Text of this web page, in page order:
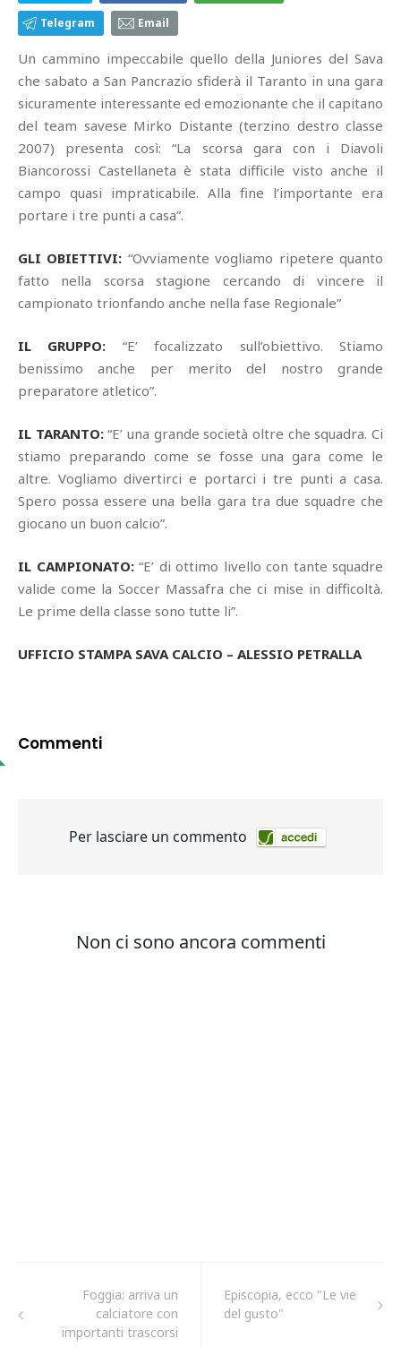
Telegram Email
Un cammino impeccabile quello della Juniores del Sava
che sabato a San Pancrazio sfiderà il Taranto in una gara
sicuramente interessante ed emozionante che il capitano
del team savese Mirko Distante (terzino destro classe
2007) presenta così: “La scorsa gara con i Diavoli
Biancorossi Castellaneta è stata difficile visto anche il
campo quasi impraticabile. Alla fine l’importante era
portare i tre punti a casa”.
GLI OBIETTIVI: “Ovviamente vogliamo ripetere quanto
fatto nella scorsa stagione cercando di vincere il
campionato trionfando anche nella fase Regionale”
IL GRUPPO: “E’ focalizzato sull’obiettivo. Stiamo
benissimo anche per merito del nostro grande
preparatore atletico”.
IL TARANTO:“E’ una grande società oltre che squadra. Ci
stiamo preparando come se fosse una gara come le
altre. Vogliamo divertirci e portarci i tre punti a casa.
Spero possa essere una bella gara tra due squadre che
giocano un buon calcio”.
IL CAMPIONATO:“E’ di ottimo livello con tante squadre
valide come la Soccer Massafra che ci mise in difficoltà.
Le prime della classe sono tutte li”.
UFFICIO STAMPA SAVA CALCIO – ALESSIO PETRALLA
Commenti
Foggia: arriva un
calciatore con
importanti trascorsi
Episcopia, ecco "Le vie
del gusto"